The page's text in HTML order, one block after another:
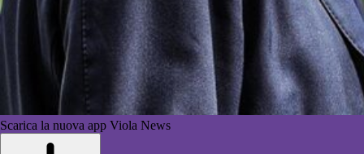
Scarica la nuova app Viola News